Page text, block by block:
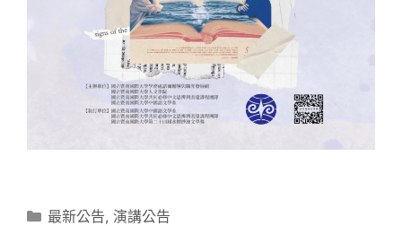
分
最新公告, 演講公告